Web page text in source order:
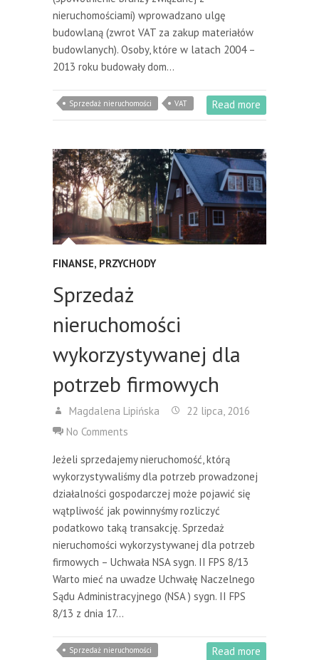
nieruchomościami) wprowadzano ulgę
budowlaną (zwrot VAT za zakup materiałów
budowlanych). Osoby, które w latach 2004 –
2013 roku budowały dom…
Sprzedaż nieruchomości VAT Read more
FINANSE, PRZYCHODY
Sprzedaż
nieruchomości
wykorzystywanej dla
potrzeb firmowych
Magdalena Lipińska
22 lipca, 2016
No Comments
Jeżeli sprzedajemy nieruchomość, którą
wykorzystywaliśmy dla potrzeb prowadzonej
działalności gospodarczej może pojawić się
wątpliwość jak powinnyśmy rozliczyć
podatkowo taką transakcję. Sprzedaż
nieruchomości wykorzystywanej dla potrzeb
firmowych – Uchwała NSA sygn. II FPS 8/13
Warto mieć na uwadze Uchwałę Naczelnego
Sądu Administracyjnego (NSA ) sygn. II FPS
8/13 z dnia 17…
Sprzedaż nieruchomości Read more